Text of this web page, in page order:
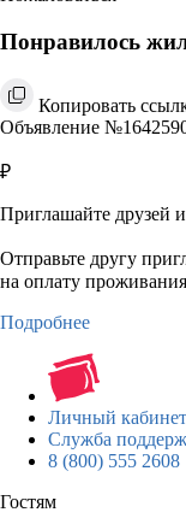
Понравилось
Копировать
Объявление
₽
Приглашайте друзей
Отправьте другу
на оплату
Подробнее
Личный кабинет
Служба
8 (800) 555 2608
Гостям